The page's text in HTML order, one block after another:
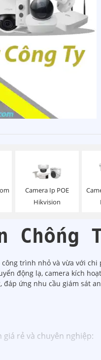
Camera Ip POE
Hikvision
trình nhỏ và vừa với
động lạ, camera kích
ứng nhu cầu giám sát
rẻ và chuyên nghiệp: